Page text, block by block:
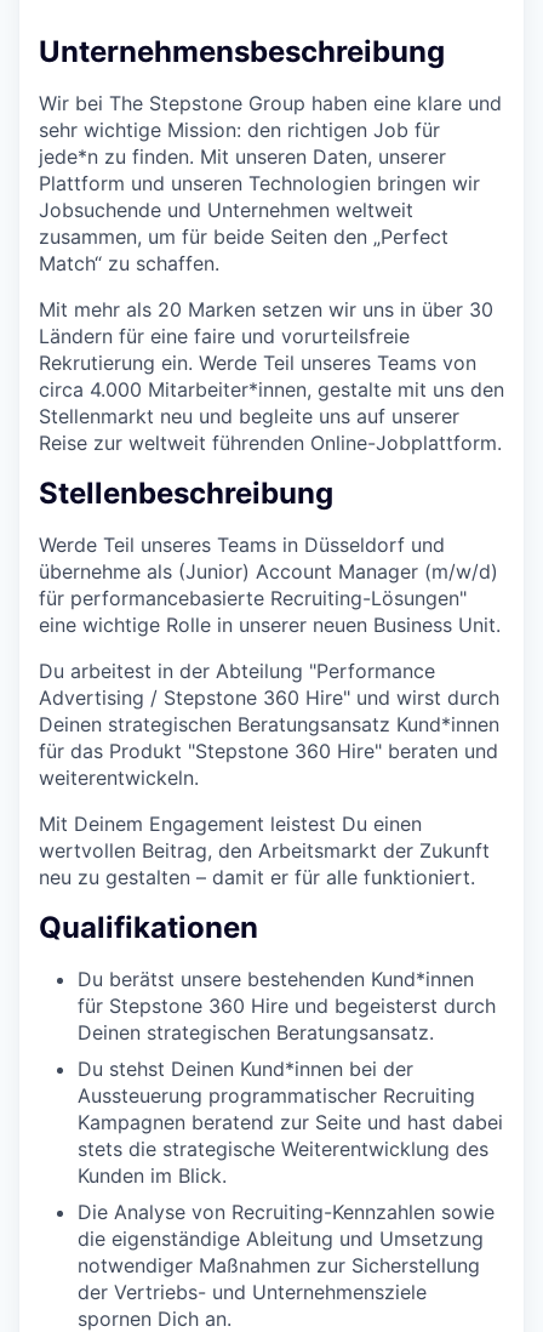
Unternehmensbeschreibung
Wir bei The Stepstone Group haben eine klare und
sehr wichtige Mission: den richtigen Job für
jede*n zu finden. Mit unseren Daten, unserer
Plattform und unseren Technologien bringen wir
Jobsuchende und Unternehmen weltweit
zusammen, um für beide Seiten den „Perfect
Match“ zu schaffen.
Mit mehr als 20 Marken setzen wir uns in über 30
Ländern für eine faire und vorurteilsfreie
Rekrutierung ein. Werde Teil unseres Teams von
circa 4.000 Mitarbeiter*innen, gestalte mit uns den
Stellenmarkt neu und begleite uns auf unserer
Reise zur weltweit führenden Online-Jobplattform.
Stellenbeschreibung
Werde Teil unseres Teams in Düsseldorf und
übernehme als (Junior) Account Manager (m/w/d)
für performancebasierte Recruiting-Lösungen"
eine wichtige Rolle in unserer neuen Business Unit.
Du arbeitest in der Abteilung "Performance
Advertising / Stepstone 360 Hire" und wirst durch
Deinen strategischen Beratungsansatz Kund*innen
für das Produkt "Stepstone 360 Hire" beraten und
weiterentwickeln.
Mit Deinem Engagement leistest Du einen
wertvollen Beitrag, den Arbeitsmarkt der Zukunft
neu zu gestalten – damit er für alle funktioniert.
Qualifikationen
Du berätst unsere bestehenden Kund*innen
für Stepstone 360 Hire und begeisterst durch
Deinen strategischen Beratungsansatz.
Du stehst Deinen Kund*innen bei der
Aussteuerung programmatischer Recruiting
Kampagnen beratend zur Seite und hast dabei
stets die strategische Weiterentwicklung des
Kunden im Blick.
Die Analyse von Recruiting-Kennzahlen sowie
die eigenständige Ableitung und Umsetzung
notwendiger Maßnahmen zur Sicherstellung
der Vertriebs- und Unternehmensziele
spornen Dich an.